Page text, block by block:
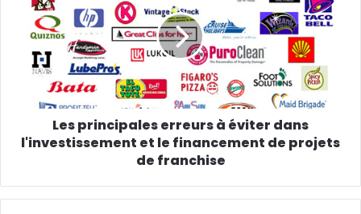
Les principales erreurs à éviter dans
l'investissement et le financement de projets
de franchise